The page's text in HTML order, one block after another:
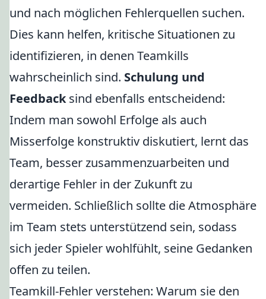
und nach möglichen Fehlerquellen suchen.
Dies kann helfen, kritische Situationen zu
identifizieren, in denen Teamkills
wahrscheinlich sind. Schulung und
Feedbacksind ebenfalls entscheidend:
Indem man sowohl Erfolge als auch
Misserfolge konstruktiv diskutiert, lernt das
Team, besser zusammenzuarbeiten und
derartige Fehler in der Zukunft zu
vermeiden. Schließlich sollte die Atmosphäre
im Team stets unterstützend sein, sodass
sich jeder Spieler wohlfühlt, seine Gedanken
offen zu teilen.
Teamkill-Fehler verstehen: Warum sie den